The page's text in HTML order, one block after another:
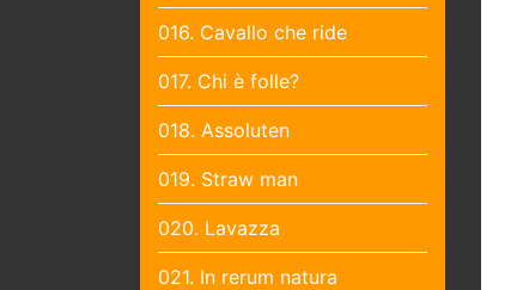
016. Cavallo che ride
017. Chi è folle?
018. Assoluten
019. Straw man
020. Lavazza
021. In rerum natura